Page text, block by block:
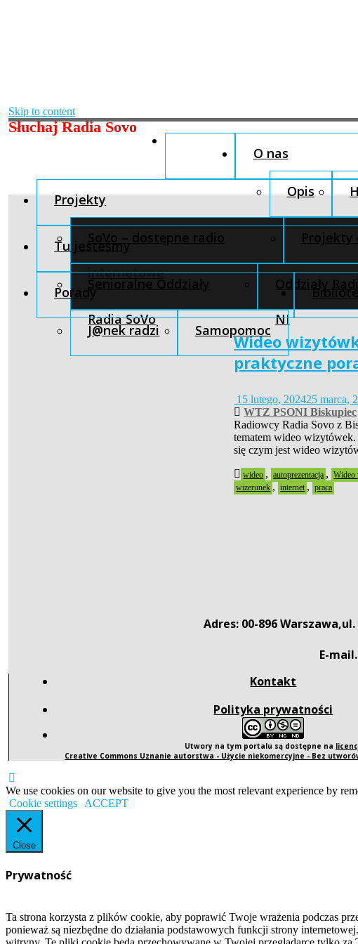
Skip to content
Słuchaj Radia Sovo
O nas
Opis
Projekty
SoVo – dostępne radio
internetowe
Projekty
Tu jesteśmy
Senioralne Oddziały
Radia SoVo
Oddziały
NI
Porady
J@nek radzi Samopomoc
Wideo
praktyczne
15 lutego, 202425 marca,
WTZ PSONI Biskupiec
Radiowcy Radia Sovo z
tematem wideo
się czym jest wideo
wideo , autoprezentacja , Wideo
wizerunek , internet , praca
Adres: 00-896
E-
Kontakt
Polityka prywatności
Utwory na tym portalu są dostępne na
Creative Commons Uznanie autorstwa - Użycie niekomercyjne - Bez
We use cookies on our website to give you the most relevant experience by
Cookie settings
ACCEPT
Close
Prywatność
Ta strona korzysta z plików cookie, aby poprawić Twoje wrażenia podczas
ponieważ są niezbędne do działania podstawowych funkcji strony